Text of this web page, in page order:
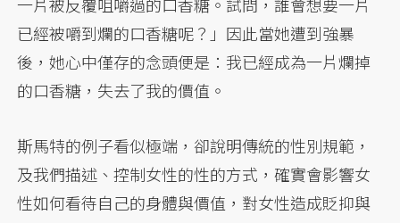
已經被嚼到爛的口香糖呢？」因此當她遭到強暴
後，她心中僅存的念頭便是：我已經成為一片爛掉
的口香糖，失去了我的價值。
斯馬特的例子看似極端，卻說明傳統的性別規範，
及我們描述、控制女性的性的方式，確實會影響女
性如何看待自己的身體與價值，對女性造成貶抑與